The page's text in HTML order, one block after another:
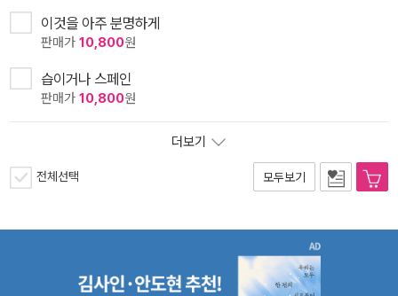
이것을 아주 분명하게
판매가 10,800원
습이거나 스페인
판매가 10,800원
더보기
전체선택 모두보기